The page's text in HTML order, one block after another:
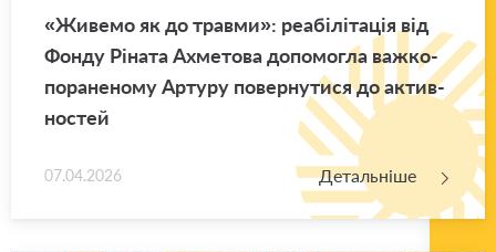
«Жи­ве­мо як до трав­ми»: ре­а­бі­лі­та­ція від
Фонду Рі­на­та Ахме­то­ва до­по­мо­гла важ­ко­
по­ра­не­но­му Ар­ту­ру по­вер­ну­ти­ся до актив­
но­стей
07.04.2026 Детальніше